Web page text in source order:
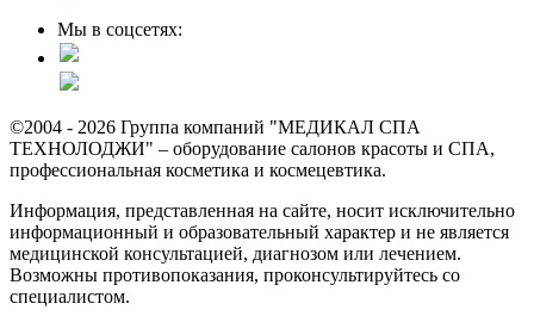
Мы в соцсетях:
©2004 - 2026 Группа компаний "МЕДИКАЛ СПА
ТЕХНОЛОДЖИ" – оборудование салонов красоты и СПА,
профессиональная косметика и космецевтика.
Информация, представленная на сайте, носит исключительно
информационный и образовательный характер и не является
медицинской консультацией, диагнозом или лечением.
Возможны противопоказания, проконсультируйтесь со
специалистом.